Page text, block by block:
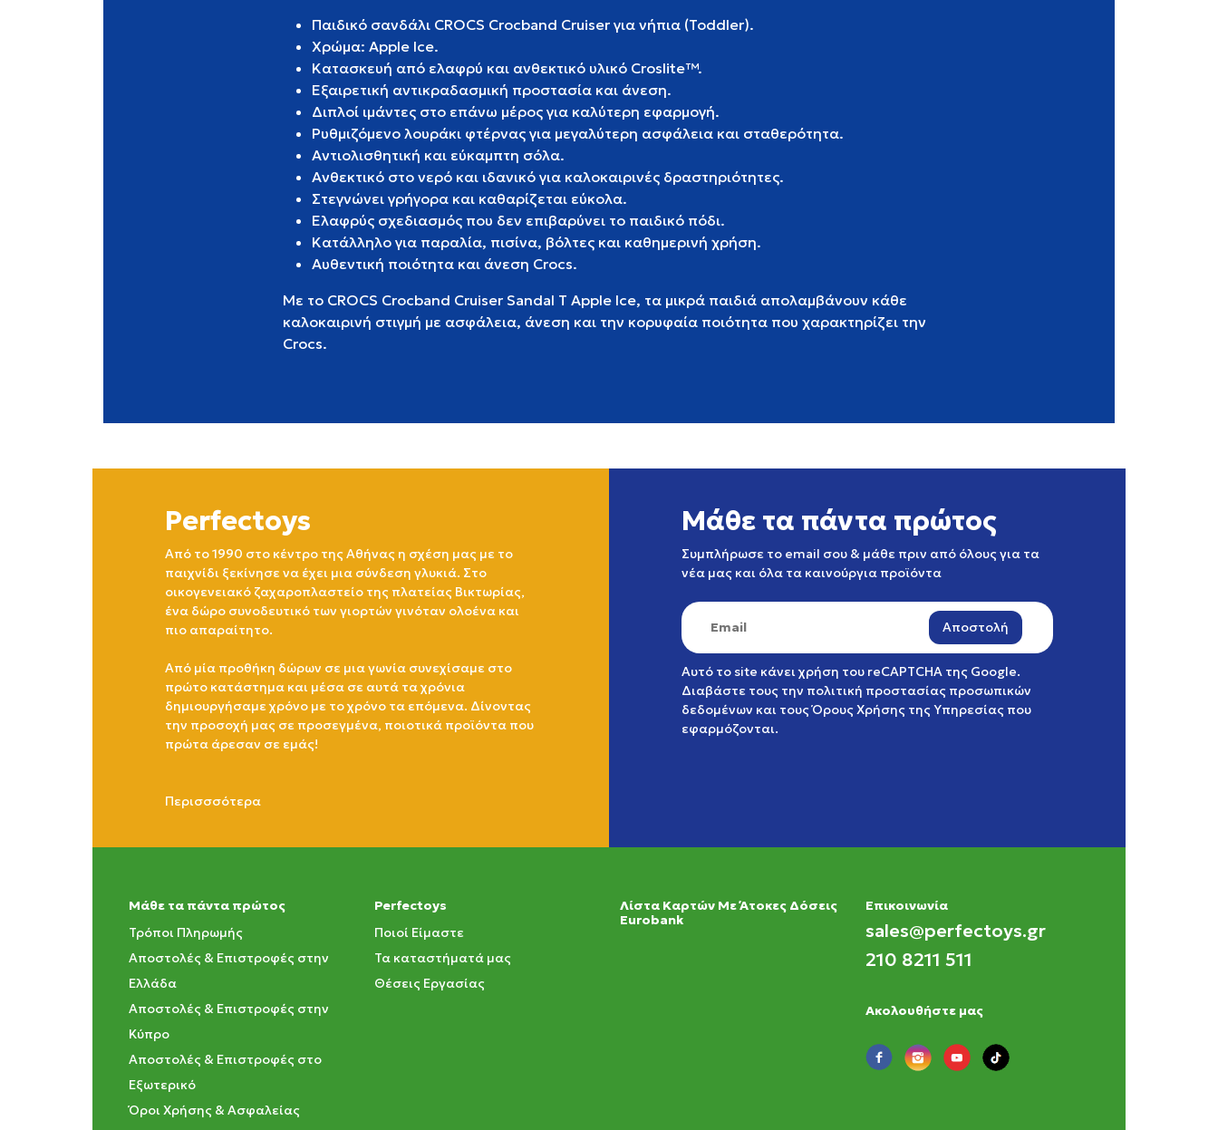
Παιδικό σανδάλι CROCS Crocband Cruiser για νήπια (Toddler).
Χρώμα: Apple Ice.
Κατασκευή από ελαφρύ και ανθεκτικό υλικό Croslite™.
Εξαιρετική αντικραδασμική προστασία και άνεση.
Διπλοί ιμάντες στο επάνω μέρος για καλύτερη εφαρμογή.
Ρυθμιζόμενο λουράκι φτέρνας για μεγαλύτερη ασφάλεια και σταθερότητα.
Αντιολισθητική και εύκαμπτη σόλα.
Ανθεκτικό στο νερό και ιδανικό για καλοκαιρινές δραστηριότητες.
Στεγνώνει γρήγορα και καθαρίζεται εύκολα.
Ελαφρύς σχεδιασμός που δεν επιβαρύνει το παιδικό πόδι.
Κατάλληλο για παραλία, πισίνα, βόλτες και καθημερινή χρήση.
Αυθεντική ποιότητα και άνεση Crocs.
Με το CROCS Crocband Cruiser Sandal T Apple Ice, τα μικρά παιδιά απολαμβάνουν κάθε
καλοκαιρινή στιγμή με ασφάλεια, άνεση και την κορυφαία ποιότητα που χαρακτηρίζει την
Crocs.
Perfectoys
Από το 1990 στο κέντρο της Αθήνας η σχέση μας με το
παιχνίδι ξεκίνησε να έχει μια σύνδεση γλυκιά. Στο
οικογενειακό ζαχαροπλαστείο της πλατείας Βικτωρίας,
ένα δώρο συνοδευτικό των γιορτών γινόταν ολοένα και
πιο απαραίτητο.
Από μία προθήκη δώρων σε μια γωνία συνεχίσαμε στο
πρώτο κατάστημα και μέσα σε αυτά τα χρόνια
δημιουργήσαμε χρόνο με το χρόνο τα επόμενα. Δίνοντας
την προσοχή μας σε προσεγμένα, ποιοτικά προϊόντα που
πρώτα άρεσαν σε εμάς!
Περισσσότερα
Μάθε τα πάντα πρώτος
Συμπλήρωσε το email σου & μάθε πριν από όλους για τα
νέα μας και όλα τα καινούργια προϊόντα
Αποστολή
Αυτό το site κάνει χρήση του reCAPTCHA της Google.
Διαβάστε τους την πολιτική προστασίας προσωπικών
δεδομένων και τουςΌρους Χρήσης της Υπηρεσίας που
εφαρμόζονται.
Μάθε τα πάντα πρώτος
Τρόποι Πληρωμής
Αποστολές & Επιστροφές στην
Ελλάδα
Αποστολές & Επιστροφές στην
Κύπρο
Αποστολές & Επιστροφές στο
Εξωτερικό
Όροι Χρήσης & Ασφαλείας
Perfectoys
Ποιοί Είμαστε
Τα καταστήματά μας
Θέσεις Εργασίας
Λίστα Καρτών Με Άτοκες Δόσεις
Eurobank
Eπικοινωνία
sales@perfectoys.gr
210 8211 511
Ακολουθήστε μας